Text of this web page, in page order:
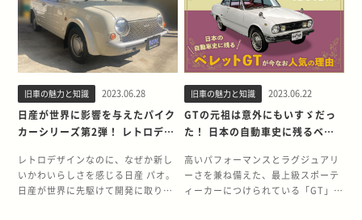
旧車の魅力と知識 2023.06.28
日産が世界に影響を与えたパイク
カーシリーズ第2弾！ レトロデザ
魅力
レトロデザインなのに、なぜか新し
いかわいらしさを感じる日産 パオ。
日産が世界に先駆けて開発に取り組
旧車の魅力と知識 2023.06.22
GTの元祖は意外にもいすゞだっ
た！ 日本の自動車史に残るベレ
高いパフォーマンスとラグジュアリ
ーさを兼ね備えた、最上級スポーテ
ィーカーにつけられている「GT」と